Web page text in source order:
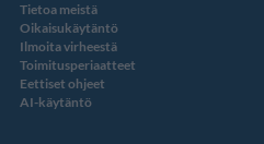
Tietoa meistä
Oikaisukäytäntö
Ilmoita virheestä
Toimitusperiaatteet
Eettiset ohjeet
AI-käytäntö